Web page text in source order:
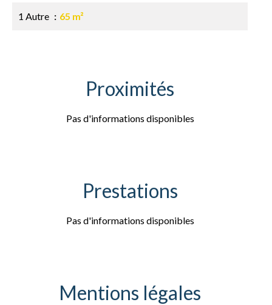
1 Autre 65 m²
Proximités
Pas d'informations disponibles
Prestations
Pas d'informations disponibles
Mentions légales